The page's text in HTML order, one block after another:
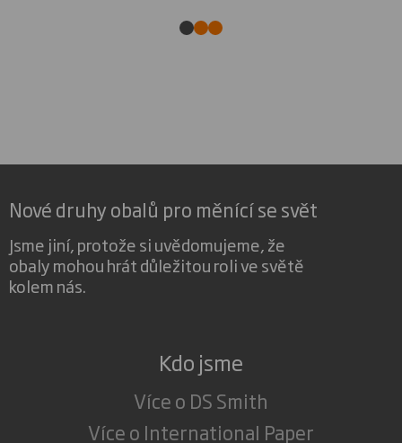
Nové druhy obalů pro měnící se svět
Jsme jiní, protože si uvědomujeme, že
obaly mohou hrát důležitou roli ve světě
kolem nás.
Kdo jsme
Více o DS Smith
Více o International Paper